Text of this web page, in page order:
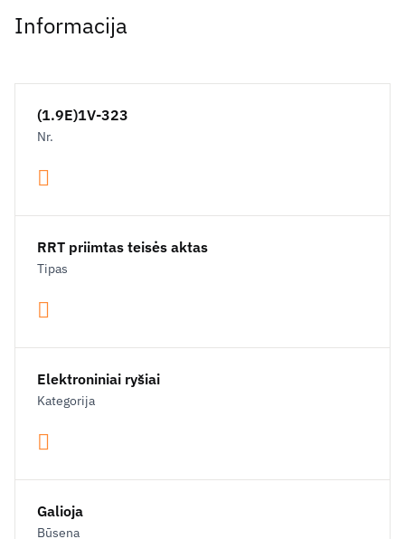
Informacija
(1.9E)1V-323
Nr.
RRT priimtas teisės aktas
Tipas
Elektroniniai ryšiai
Kategorija
Galioja
Būsena